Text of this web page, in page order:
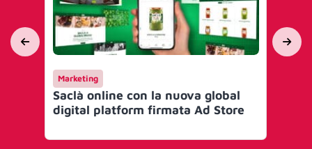
Marketing
Saclà online con la nuova global
digital platform firmata Ad Store